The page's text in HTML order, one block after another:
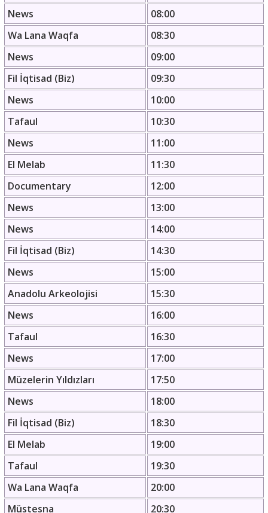
News
08:00
Wa Lana Waqfa
08:30
News
09:00
Fil İqtisad (Biz)
09:30
News
10:00
Tafaul
10:30
News
11:00
El Melab
11:30
Documentary
12:00
News
13:00
News
14:00
Fil İqtisad (Biz)
14:30
News
15:00
Anadolu Arkeolojisi
15:30
News
16:00
Tafaul
16:30
News
17:00
Müzelerin Yıldızları
17:50
News
18:00
Fil İqtisad (Biz)
18:30
El Melab
19:00
Tafaul
19:30
Wa Lana Waqfa
20:00
Müstesna
20:30